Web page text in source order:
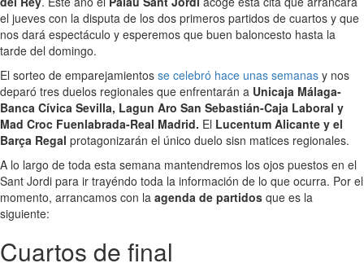
el jueves con la disputa de los dos primeros partidos de cuartos y que
nos dará espectáculo y esperemos que buen baloncesto hasta la
tarde del domingo.
El sorteo de emparejamientos se celebró hace unas semanas y nos
deparó tres duelos regionales que enfrentarán a Unicaja Málaga-
Banca Cívica Sevilla, Lagun Aro San Sebastián-Caja Laboral y
Mad Croc Fuenlabrada-Real Madrid. El Lucentum Alicante y el
Barça Regal protagonizarán el único duelo sisn matices regionales.
A lo largo de toda esta semana mantendremos los ojos puestos en el
Sant Jordi para ir trayéndo toda la información de lo que ocurra. Por el
momento, arrancamos con la agenda de partidos que es la
siguiente:
Cuartos de final